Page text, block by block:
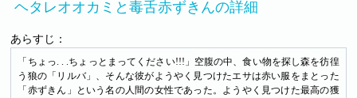
ヘタレオオカミと毒舌赤ずきんの詳細
あらすじ：
「ちょっ. . .ちょっとまってください!!!」空腹の中、食い物を探し森を彷徨
う狼の「リルバ」、そんな彼がようやく見つけたエサは赤い服をまとった
「赤ずきん」という名の人間の女性であった。ようやく見つけた最高の獲